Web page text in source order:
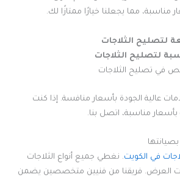
مناسبة، مما يجعلنا خيارًا ممتازًا لك.
لتصليح الثلاجات
لتصليح الثلاجات
في تصليح الثلاجات
عالية الجودة بأسعار منافسة. إذا كنت
مناسبة، اتصل بنا.
بصيانتها
في الكويت. نغطي جميع أنواع الثلاجات
العرض. فريقنا من فنيين متخصصين يضمن